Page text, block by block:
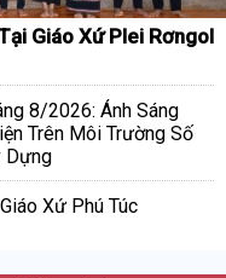
Giáo Xứ Plei Rơngol
8/2026: Ánh Sáng
Trên Môi Trường Số
Dựng
Xứ Phú Túc